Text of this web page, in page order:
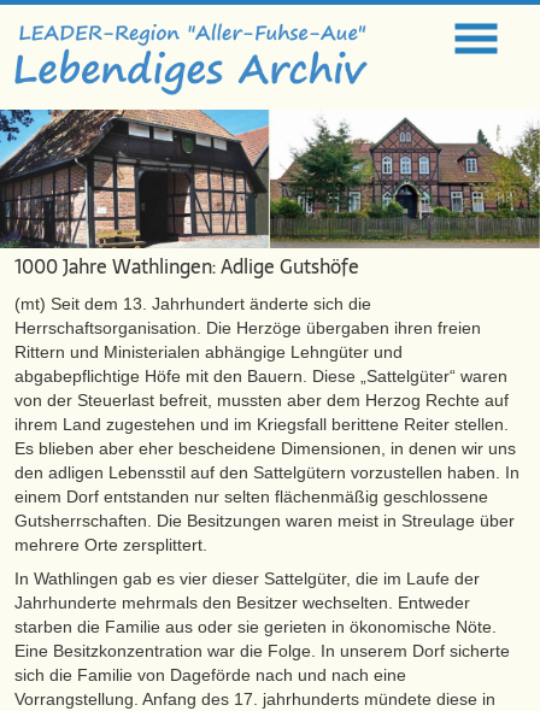
1000 Jahre Wathlingen: Adlige Gutshöfe
(mt) Seit dem 13. Jahrhundert änderte sich die
Herrschaftsorganisation. Die Herzöge übergaben ihren freien
Rittern und Ministerialen abhängige Lehngüter und
abgabepflichtige Höfe mit den Bauern. Diese „Sattelgüter“ waren
von der Steuerlast befreit, mussten aber dem Herzog Rechte auf
ihrem Land zugestehen und im Kriegsfall berittene Reiter stellen.
Es blieben aber eher bescheidene Dimensionen, in denen wir uns
den adligen Lebensstil auf den Sattelgütern vorzustellen haben. In
einem Dorf entstanden nur selten flächenmäßig geschlossene
Gutsherrschaften. Die Besitzungen waren meist in Streulage über
mehrere Orte zersplittert.
In Wathlingen gab es vier dieser Sattelgüter, die im Laufe der
Jahrhunderte mehrmals den Besitzer wechselten. Entweder
starben die Familie aus oder sie gerieten in ökonomische Nöte.
Eine Besitzkonzentration war die Folge. In unserem Dorf sicherte
sich die Familie von Dageförde nach und nach eine
Vorrangstellung. Anfang des 17. jahrhunderts mündete diese in